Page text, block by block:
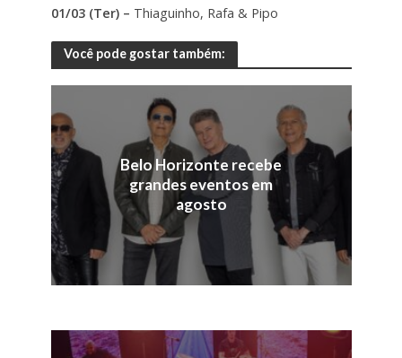
01/03 (Ter) – Thiaguinho, Rafa & Pipo
Você pode gostar também:
Belo Horizonte recebe
grandes eventos em
agosto